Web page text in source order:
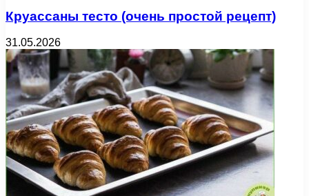
Круассаны тесто (очень простой рецепт)
31.05.2026